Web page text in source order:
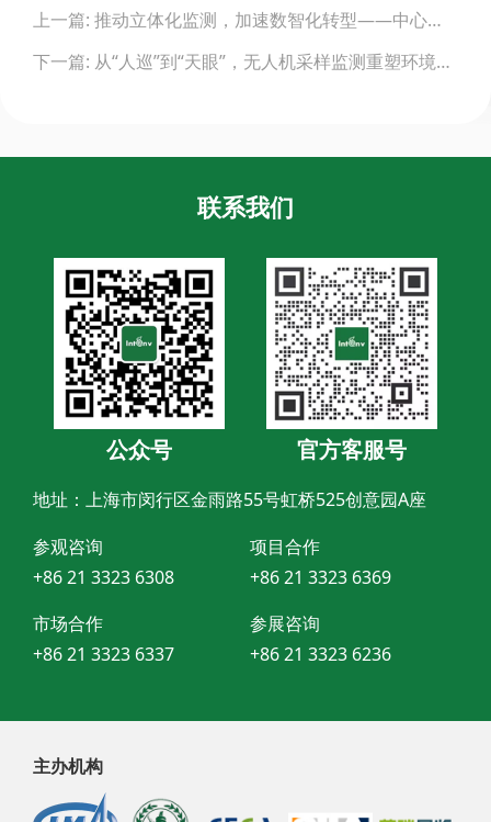
navigation
上一篇: 推动立体化监测，加速数智化转型——中心启动无人机大气环境精细化监测预警试点
下一篇: 从“人巡”到“天眼”，无人机采样监测重塑环境治理新格局
联系我们
公众号 官方客服号
地址：上海市闵行区金雨路55号虹桥525创意园A座
参观咨询
+86 21 3323 6308
项目合作
+86 21 3323 6369
市场合作
+86 21 3323 6337
参展咨询
+86 21 3323 6236
主办机构